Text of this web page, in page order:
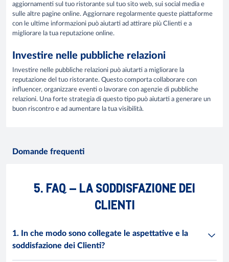
aggiornamenti sul tuo ristorante sul tuo sito web, sui social media e
sulle altre pagine online. Aggiornare regolarmente queste piattaforme
con le ultime informazioni può aiutarti ad attirare più Clienti e a
migliorare la tua reputazione online.
Investire nelle pubbliche relazioni
Investire nelle pubbliche relazioni può aiutarti a migliorare la
reputazione del tuo ristorante. Questo comporta collaborare con
influencer, organizzare eventi o lavorare con agenzie di pubbliche
relazioni. Una forte strategia di questo tipo può aiutarti a generare un
buon riscontro e ad aumentare la tua visibilità.
Domande frequenti
5. FAQ – LA SODDISFAZIONE DEI
CLIENTI
1. In che modo sono collegate le aspettative e la
soddisfazione dei Clienti?